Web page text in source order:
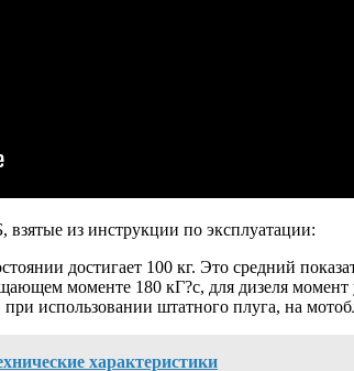
из инструкции по эксплуатации:
достигает 100 кг. Это средний
моменте 180 кГ?с, для дизеля момент
использовании штатного плуга, на
характеристики